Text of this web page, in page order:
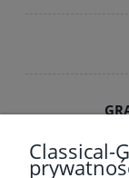
Classical-